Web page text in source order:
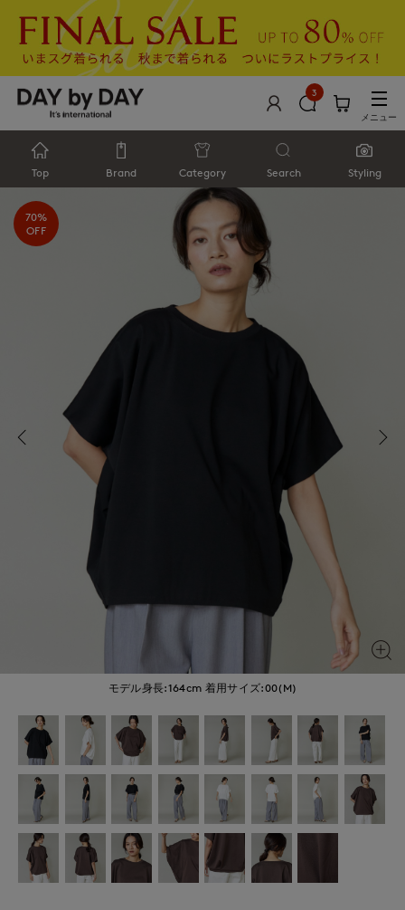
3
メニュー
Top Brand Category Search Styling
モデル身長:164cm 着用サイズ:00(M)
70%
OFF